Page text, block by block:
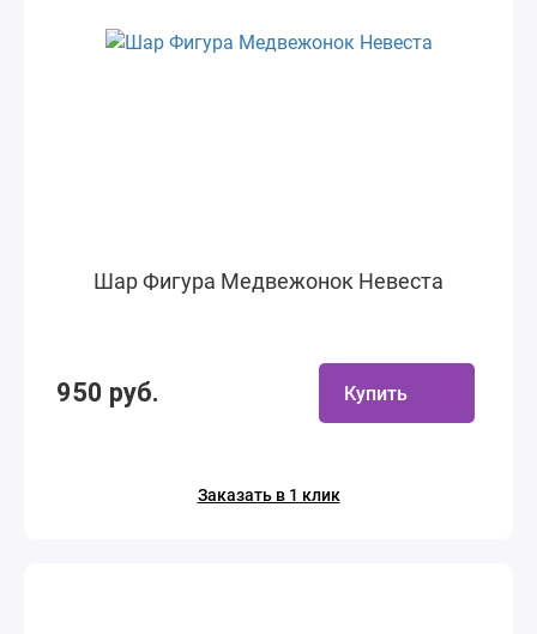
Шар Фигура Медвежонок Невеста
950 руб. Купить
Заказать в 1 клик